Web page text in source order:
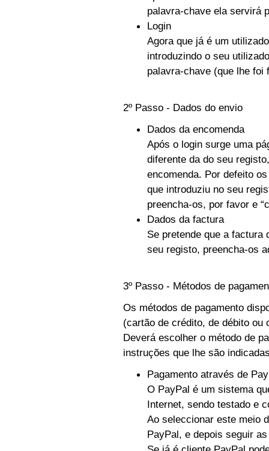
palavra-chave ela servirá
Login
Agora que já é um
introduzindo o seu
palavra-chave (que lhe foi
2º Passo - Dados do envio
Dados da encomenda
Após o login surge uma
diferente da do seu
encomenda. Por defeito
que introduziu no seu
preencha-os, por favor e
Dados da factura
Se pretende que a factura
seu registo, preencha-os
3º Passo - Métodos de
Os métodos de pagamento
(cartão de crédito, de débito ou
Deverá escolher o método de
instruções que lhe são
Pagamento através de
O PayPal é um sistema
Internet, sendo testado e
Ao seleccionar este meio
PayPal, e depois seguir